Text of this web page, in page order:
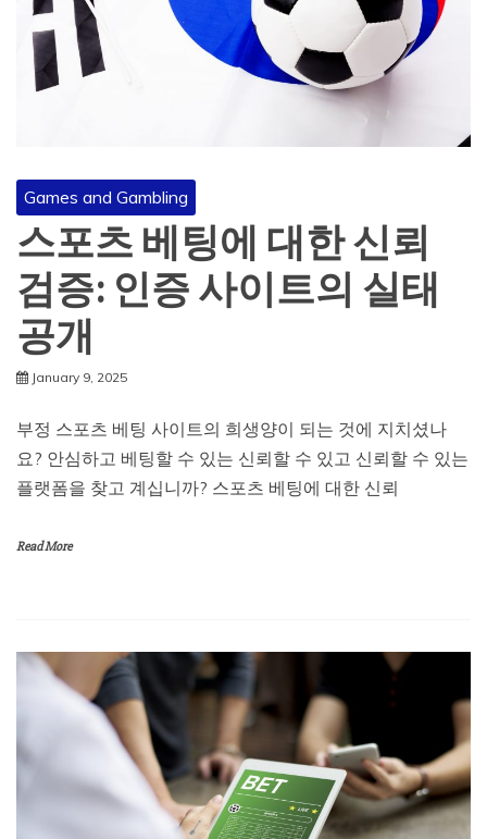
Games and Gambling
스포츠 베팅에 대한 신뢰
검증: 인증 사이트의 실태
공개
January 9, 2025
부정 스포츠 베팅 사이트의 희생양이 되는 것에 지치셨나
요? 안심하고 베팅할 수 있는 신뢰할 수 있고 신뢰할 수 있는
플랫폼을 찾고 계십니까? 스포츠 베팅에 대한 신뢰
Read More